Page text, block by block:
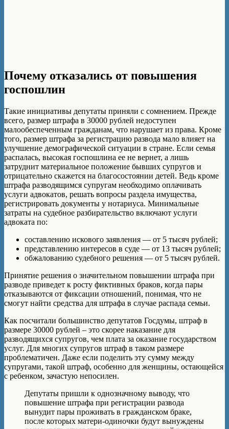
Почему отказались от повышения
госпошлин
Такие инициативы депутаты приняли с сомнением. Прежде
всего, размер штрафа в 30000 рублей недоступен
малообеспеченным гражданам, что нарушает из права. Кроме
того, размер штрафа за регистрацию развода мало влияет на
улучшение демографической ситуации в стране. Если семья
распалась, высокая госпошлина ее не вернет, а лишь
затруднит материальное положение бывших супругов и
отрицательно скажется на благосостоянии детей. Ведь кроме
штрафа разводящимся супругам необходимо оплачивать
услуги адвокатов, решать вопросы раздела имущества,
регистрировать документы у нотариуса. Минимальные
затраты на судебное разбирательство включают услуги
адвоката по:
составлению искового заявления — от 5 тысяч рублей;
представлению интересов в суде — от 13 тысяч рублей;
обжалованию судебного решения — от 5 тысяч рублей.
Принятие решения о значительном повышении штрафа при
разводе приведет к росту фиктивных браков, когда пары
отказываются от фиксации отношений, понимая, что не
смогут найти средства для штрафа в случае распада семьи.
Как посчитали большинство депутатов Госдумы, штраф в
размере 30000 рублей – это скорее наказание для
разводящихся супругов, чем плата за оказание государством
услуг. Для многих супругов штраф в таком размере
проблематичен. Даже если поделить эту сумму между
супругами, такой штраф, особенно для женщины, остающейся
с ребенком, зачастую непосилен.
Депутаты пришли к однозначному выводу, что
повышение штрафа при регистрации развода
вынудит пары проживать в гражданском браке,
после которых матери-одиночки будут вынуждены